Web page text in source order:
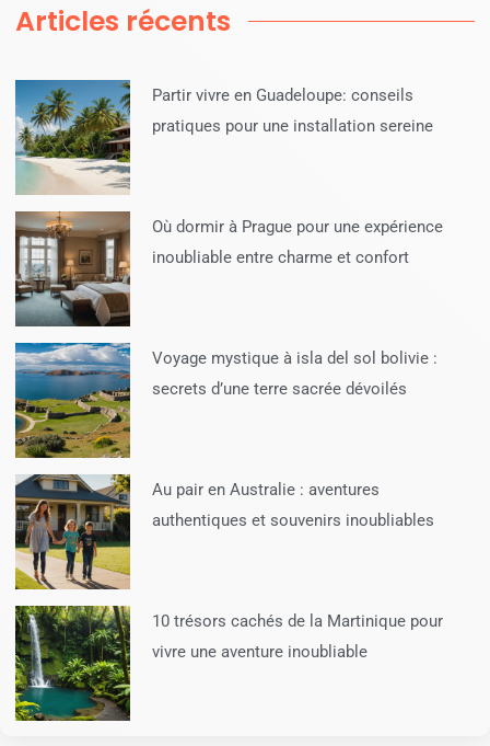
Articles récents
Partir vivre en Guadeloupe: conseils
pratiques pour une installation sereine
Où dormir à Prague pour une expérience
inoubliable entre charme et confort
Voyage mystique à isla del sol bolivie :
secrets d’une terre sacrée dévoilés
Au pair en Australie : aventures
authentiques et souvenirs inoubliables
10 trésors cachés de la Martinique pour
vivre une aventure inoubliable